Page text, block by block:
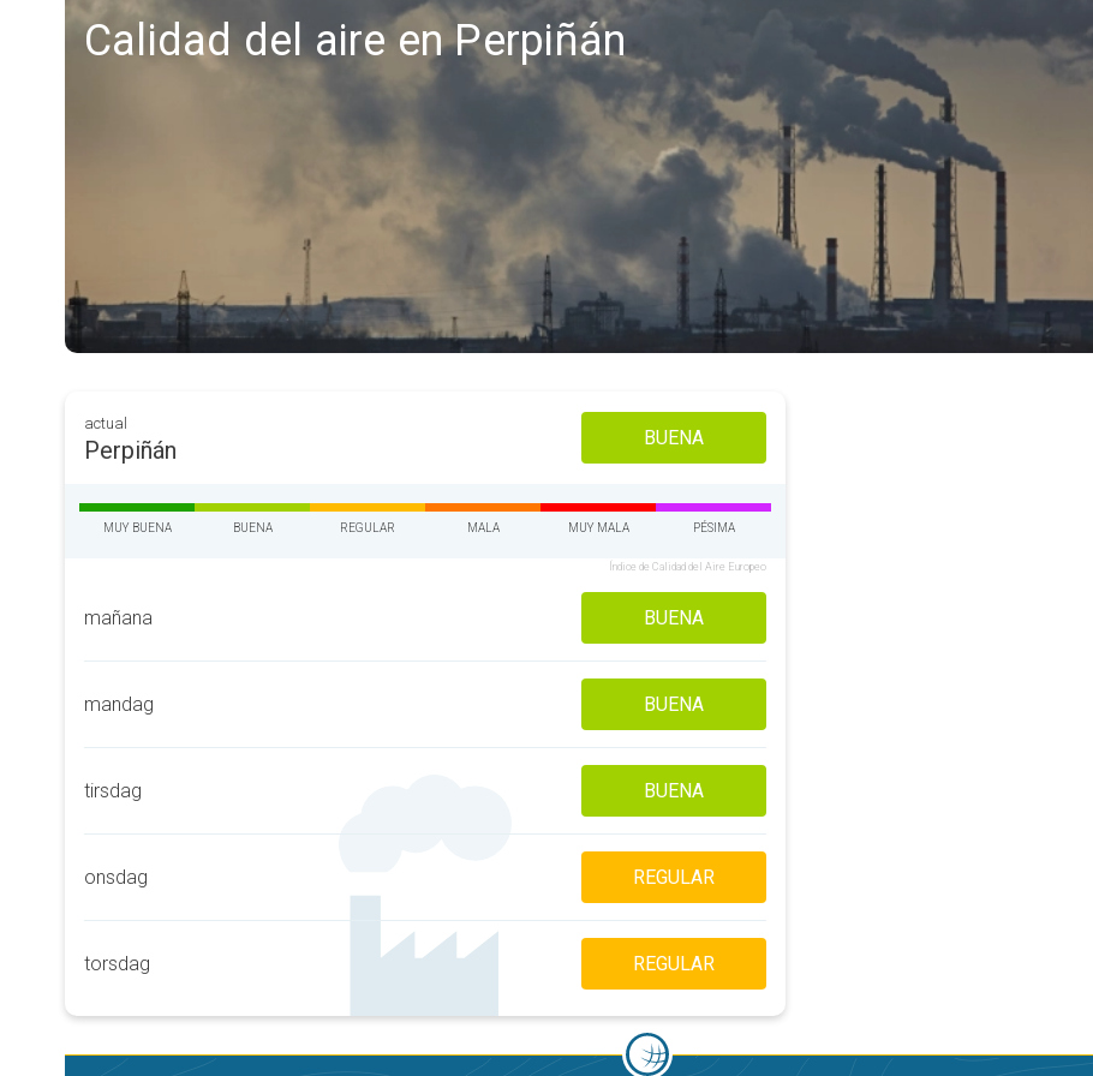
Calidad del aire en Perpiñán
actual
Perpiñán BUENA
MUY BUENA BUENA REGULAR MALA MUY MALA PÉSIMA
Índice de Calidad del Aire Europeo
mañana BUENA
mandag BUENA
tirsdag BUENA
onsdag REGULAR
torsdag REGULAR